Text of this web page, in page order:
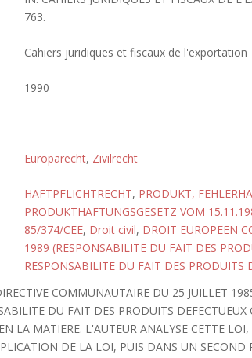
763.
Cahiers juridiques et fiscaux de l'exportation
1990
Europarecht, Zivilrecht
HAFTPFLICHTRECHT, PRODUKT,
PRODUKTHAFTUNGSGESETZ VOM
85/374/CEE, Droit civil, DROIT EUROPEEN
1989 (RESPONSABILITE DU FAIT DES
RESPONSABILITE DU FAIT DES PRODUITS
COMMUNAUTAIRE DU 25 JUILLET
DU FAIT DES PRODUITS DEFECTUEUX
LA MATIERE. L'AUTEUR ANALYSE CETTE
DE LA LOI, PUIS DANS UN SECOND